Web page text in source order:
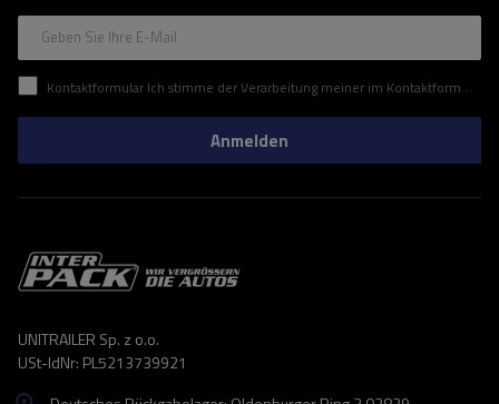
Geben Sie Ihre E-Mail
Kontaktformular Ich stimme der Verarbeitung meiner im Kontaktformular enthaltenen personenbezogenen Daten gemäß der Verordnung (EU) des Europäischen Parlaments und des Rates zu.
Anmelden
UNITRAILER Sp. z o.o.
USt-IdNr: PL5213739921